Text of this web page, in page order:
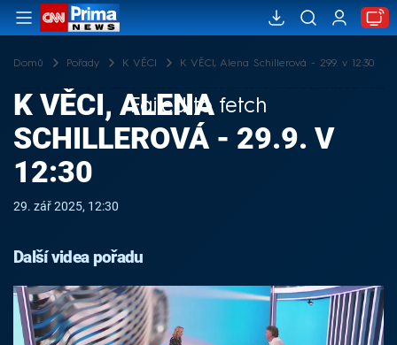
Domů Pořady K VĚCI K VĚCI, Alena Schillerová - 29.9. v 12:30
Failed to fetch
K VĚCI, ALENA
SCHILLEROVÁ - 29.9. V
12:30
29. zář 2025, 12:30
Další videa pořadu